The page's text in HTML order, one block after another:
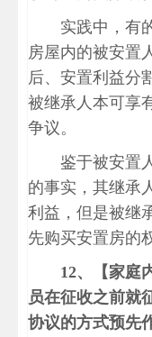
实践中，有
房屋内的被安置
后、安置利益分
被继承人本可享
争议。
鉴于被安置
的事实，其继承
利益，但是被继
先购买安置房的
12、
【家
员在征收之前就
协议的方式预先